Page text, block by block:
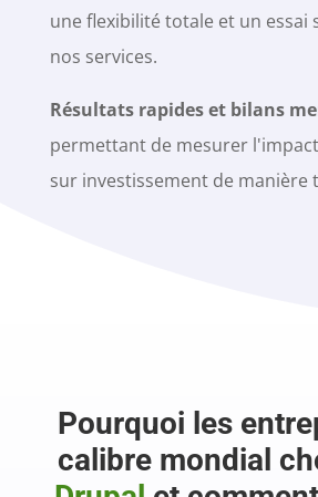
une flexibilité totale et un essai
nos services.
Résultats rapides et bilans
permettant de mesurer
sur investissement de manière
Pourquoi les
calibre mondial